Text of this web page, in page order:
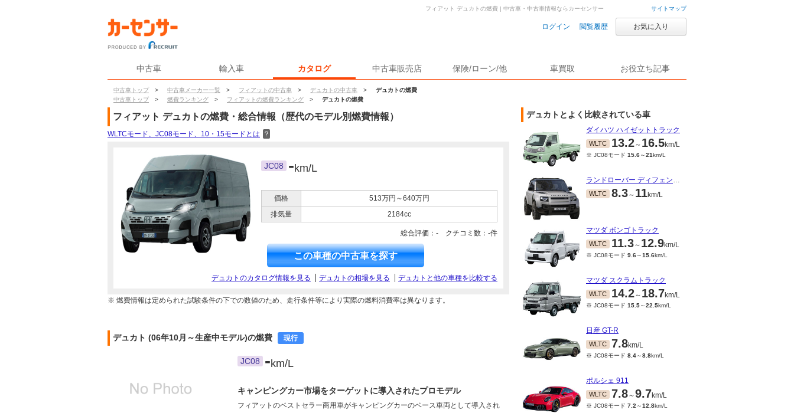
サイトマップ
ログイン 閲覧履歴 お気に入り
中古車 輸入車 カタログ 中古車販売店 保険/ローン/他 車買取 お役立ち記事
中古車トップ > 中古車メーカー一覧 > フィアットの中古車 > デュカトの中古車 >
デュカトの燃費
中古車トップ
> 燃費ランキング > フィアットの燃費ランキング > デュカトの燃費
フィアット デュカトの燃費 | 中古車・中古車情報ならカーセンサー
フィアット デュカトの燃費・総合情報（歴代のモデル別燃費情報）
WLTCモード、JC08モード、10・15モードとは ？
JC08 -km/L
価格
513万円～640万円
排気量
2184cc
総合評価：- クチコミ数：-件
この車種の中古車を探す
デュカトのカタログ情報を見る デュカトの相場を見る デュカトと他の車種を比較する
※ 燃費情報は定められた試験条件の下での数値のため、走行条件等により実際の燃料消費率は異なります。
デュカト (06年10月～生産中モデル)の燃費 現行
JC08 -km/L
キャンピングカー市場をターゲットに導入されたプロモデル
フィアットのベストセラー商用車がキャンピングカーのベース車両として導入され
デュカトとよく比較されている車
ダイハツ ハイゼットトラック
WLTC 13.2～ 16.5km/L
※ JC08モード 15.6～21km/L
ランドローバー ディフェンダー
WLTC 8.3～ 11km/L
マツダ ボンゴトラック
WLTC 11.3～ 12.9km/L
※ JC08モード 9.6～15.6km/L
マツダ スクラムトラック
WLTC 14.2～ 18.7km/L
※ JC08モード 15.5～22.5km/L
日産 GT-R
WLTC 7.8km/L
※ JC08モード 8.4～8.8km/L
ポルシェ 911
WLTC 7.8～9.7km/L
※ JC08モード 7.2 ～12.8km/L